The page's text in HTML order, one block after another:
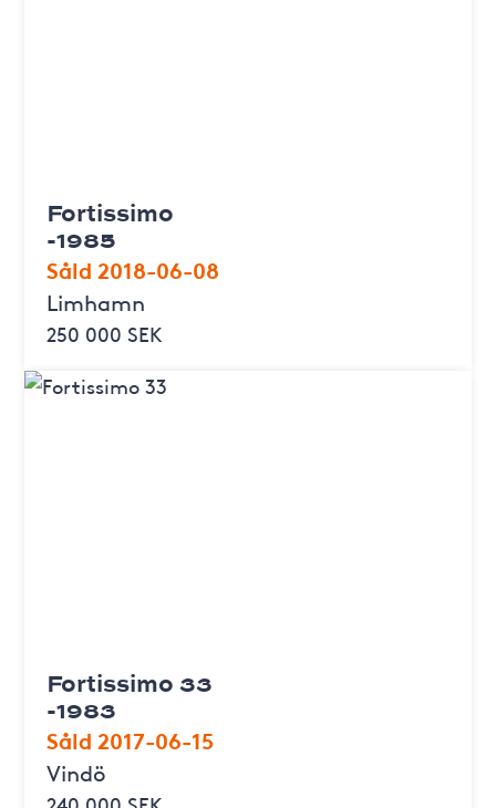
Fortissimo
-1985
Såld 2018-06-08
Limhamn
250 000 SEK
Fortissimo 33
-1983
Såld 2017-06-15
Vindö